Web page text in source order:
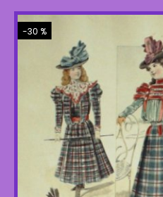
-30 %